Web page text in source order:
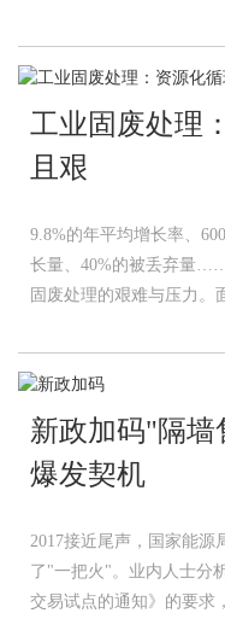
工业固废处理
且艰
9.8%的年平均增长率、
长量、40%的被丢弃量
固废处理的艰难与压力。
新政加码"隔墙
爆发契机
2017接近尾声，国家能源
了"一把火"。业内人士分
交易试点的通知》的要求